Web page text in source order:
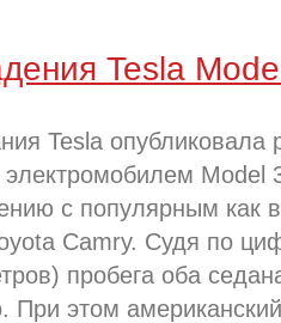
Tesla
Tesla опубликовала
электромобилем
с популярным как
Camry. Судя по
пробега оба
При этом